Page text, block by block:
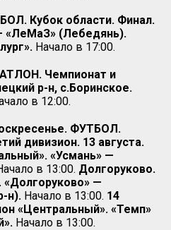
Кубок области. Финал.
«ЛеМаЗ» (Лебедянь).
Начало в 17:00.
Чемпионат и
р-н, с.Боринское.
в 12:00.
ФУТБОЛ.
дивизион. 13 августа.
«Усмань» —
в 13:00. Долгоруково.
—
н). Начало в 13:00. 14
«Центральный». «Темп»
Начало в 13:00.